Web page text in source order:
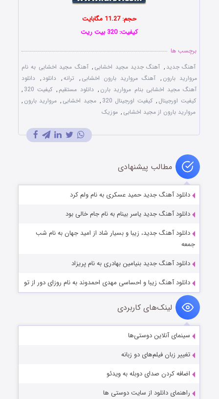
حجم: 11.27 مگابایت
کیفیت: 320 بیت ریت
برچسب ها
آهنگ جدید , آهنگ جدید مجید اخشابی , آهنگ مجید اخشابی به نام
مروارید بارون , آهنگ مروارید بارون اخشابی , ترانه, دانلود , دانلود
آهنگ مجید اخشابی بنام مروارید بارن , دانلود مستقیم , کیفیت 320
,
کیفیت اورجینال , کیفیت اورجینال 320 , مجید اخشابی , مروارید بارون ,
مروارید بارون از مجید اخشابی , موزیک
مطالب پیشنهادی
دانلود آهنگ جدید حمید عسکری به نام ولم کرد
دانلود آهنگ جدید یاسر بینام به نام جام خالی بود
دانلود آهنگ جديد، زیبا و بسیار شاد از امید جهان به نام شب
جمعه
دانلود آهنگ جدید بنیامین بهادری به نام پریزاد
دانلود آهنگ زیبا و احساسی مهدی احمدوند به نام روزای دور از تو
لینک‌های کاربردی
سینمای آنلاین دوستی‌ها
تغییر زبان فیلم‌های دو زبانه
اضافه کردن صدای دوبله به ویدئو
راهنمای دانلود از سایت دوستی ها